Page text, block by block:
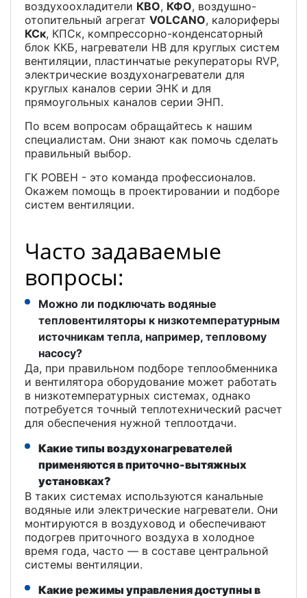
воздухоохладители КВО, КФО, воздушно-
отопительный агрегат VOLCANO, калориферы
КСк, КПСк, компрессорно-конденсаторный
блок ККБ, нагреватели НВ для круглых систем
вентиляции, пластинчатые рекуператоры RVP,
электрические воздухонагреватели для
круглых каналов серии ЭНК и для
прямоугольных каналов серии ЭНП.
По всем вопросам обращайтесь к нашим
специалистам. Они знают как помочь сделать
правильный выбор.
ГК РОВЕН - это команда профессионалов.
Окажем помощь в проектировании и подборе
систем вентиляции.
Часто задаваемые
вопросы:
Можно ли подключать водяные
тепловентиляторы к низкотемпературным
источникам тепла, например, тепловому
насосу?
Да, при правильном подборе теплообменника
и вентилятора оборудование может работать
в низкотемпературных системах, однако
потребуется точный теплотехнический расчет
для обеспечения нужной теплоотдачи.
Какие типы воздухонагревателей
применяются в приточно-вытяжных
установках?
В таких системах используются канальные
водяные или электрические нагреватели. Они
монтируются в воздуховод и обеспечивают
подогрев приточного воздуха в холодное
время года, часто — в составе центральной
системы вентиляции.
Какие режимы управления доступны в